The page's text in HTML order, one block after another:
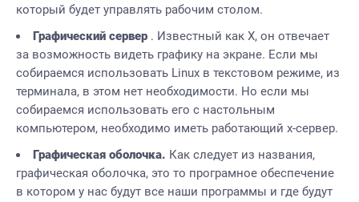
который будет управлять рабочим столом.
Графический сервер . Известный как X, он отвечает
за возможность видеть графику на экране. Если мы
собираемся использовать Linux в текстовом режиме, из
терминала, в этом нет необходимости. Но если мы
собираемся использовать его с настольным
компьютером, необходимо иметь работающий x-сервер.
Графическая оболочка. Как следует из названия,
графическая оболочка, это то програмное обеспечение
в котором у нас будут все наши программы и где будут